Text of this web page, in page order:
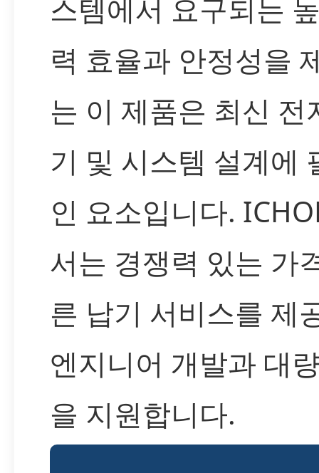
스템에서 요구되는
력 효율과 안정성을
는 이 제품은 최신 전
기 및 시스템 설계에
인 요소입니다.
서는 경쟁력 있는 가
른 납기 서비스를 제
엔지니어 개발과 대
을 지원합니다.